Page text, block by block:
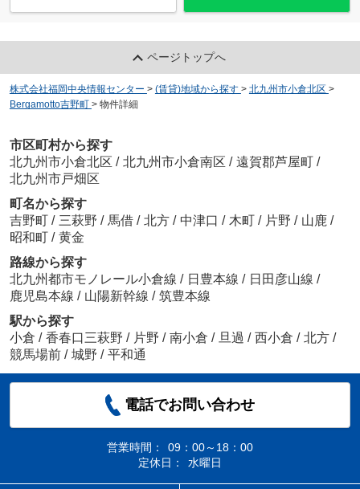
ページトップへ
株式会社福岡中央情報センター > (賃貸)地域から探す > 北九州市小倉北区 >
Bergamotto吉野町 > 物件詳細
市区町村から探す
北九州市小倉北区 / 北九州市小倉南区 / 遠賀郡芦屋町 /
北九州市戸畑区
町名から探す
吉野町 / 三萩野 / 馬借 / 北方 / 中津口 / 木町 / 片野 / 山鹿 /
昭和町 / 黄金
路線から探す
北九州都市モノレール小倉線 / 日豊本線 / 日田彦山線 /
鹿児島本線 / 山陽新幹線 / 筑豊本線
駅から探す
小倉 / 香春口三萩野 / 片野 / 南小倉 / 旦過 / 西小倉 / 北方 /
競馬場前 / 城野 / 平和通
電話でお問い合わせ
営業時間：
09：00～18：00
定休日：
水曜日